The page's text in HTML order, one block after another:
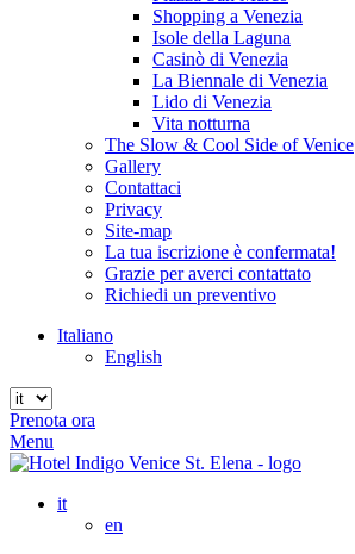
Shopping a Venezia
Isole della Laguna
Casinò di Venezia
La Biennale di Venezia
Lido di Venezia
Vita notturna
The Slow & Cool Side of Venice
Gallery
Contattaci
Privacy
Site-map
La tua iscrizione è confermata!
Grazie per averci contattato
Richiedi un preventivo
Italiano
English
Prenota ora
Menu
it
en